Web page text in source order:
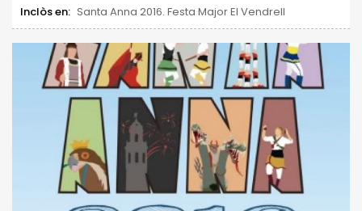
Inclòs en: Santa Anna 2016. Festa Major El Vendrell